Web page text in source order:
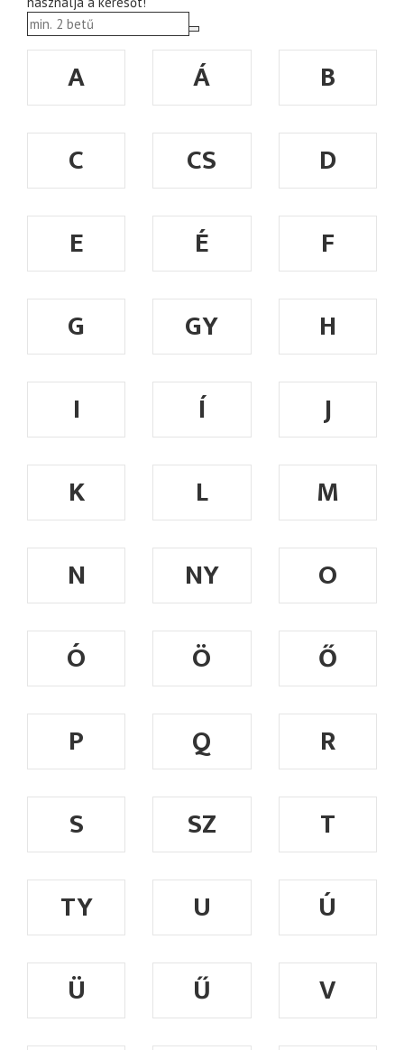
A Á
B
C
CS
D
E
É
F
G
GY
H
I
Í
J
K
L
M
N
NY
O
Ó
Ö
Ő
P
Q
R
S
SZ
T
TY
U
Ú
Ü
Ű
V